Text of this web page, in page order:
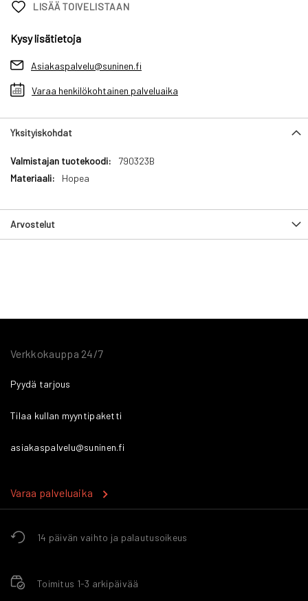
LISÄÄ TOIVELISTAAN
Kysy lisätietoja
Asiakaspalvelu@suninen.fi
Varaa henkilökohtainen palveluaika
Yksityiskohdat
Yksityiskohdat
790323B
Hopea
Arvostelut
14 päivän vaihto ja palautusoikeus
Toimitus 1-3 arkipäivää
Verkkokauppa 24/7
Pyydä tarjous
Tilaa kullan myyntipaketti
asiakaspalvelu@suninen.fi
Varaa palveluaika